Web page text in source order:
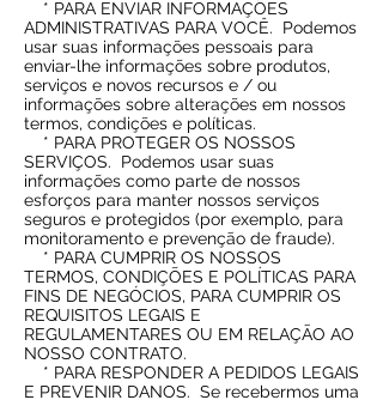
* PARA ENVIAR INFORMAÇÕES
ADMINISTRATIVAS PARA VOCÊ.
Podemos
usar suas informações pessoais para
enviar-lhe informações sobre produtos,
serviços e novos recursos e / ou
informações sobre alterações em nossos
termos, condições e políticas.
* PARA PROTEGER OS NOSSOS
SERVIÇOS.
Podemos usar suas
informações como parte de nossos
esforços para manter nossos serviços
seguros e protegidos (por exemplo, para
monitoramento e prevenção de fraude).
* PARA CUMPRIR OS NOSSOS
TERMOS, CONDIÇÕES E POLÍTICAS PARA
FINS DE NEGÓCIOS, PARA CUMPRIR OS
REQUISITOS LEGAIS E
REGULAMENTARES OU EM RELAÇÃO AO
NOSSO CONTRATO.
* PARA RESPONDER A PEDIDOS LEGAIS
E PREVENIR DANOS. Se recebermos uma